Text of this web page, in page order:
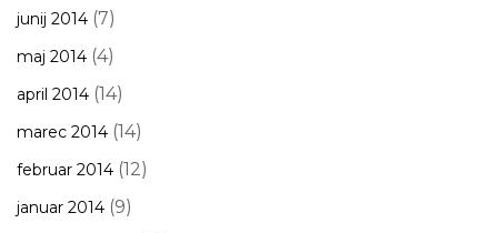
junij 2014 (7)
maj 2014 (4)
april 2014 (14)
marec 2014 (14)
februar 2014 (12)
januar 2014 (9)